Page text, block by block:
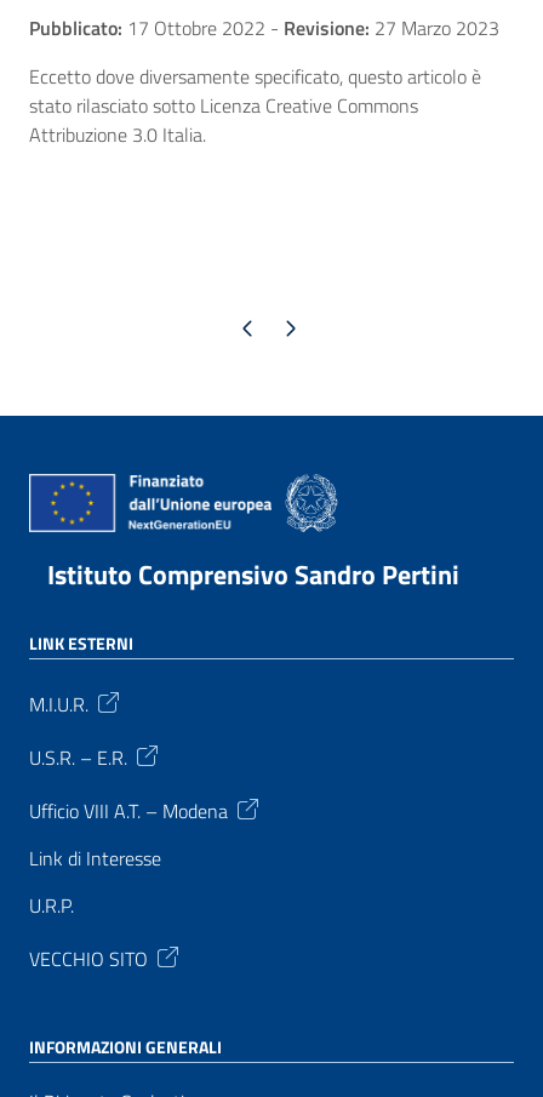
Pubblicato: 17 Ottobre 2022 - Revisione: 27 Marzo 2023
Eccetto dove diversamente specificato, questo articolo è
stato rilasciato sotto Licenza Creative Commons
Attribuzione 3.0 Italia.
Pagina precedente
Pagina successiva
Istituto Comprensivo Sandro Pertini
LINK ESTERNI
M.I.U.R.
U.S.R. – E.R.
Ufficio VIII A.T. – Modena
Link di Interesse
U.R.P.
VECCHIO SITO
INFORMAZIONI GENERALI